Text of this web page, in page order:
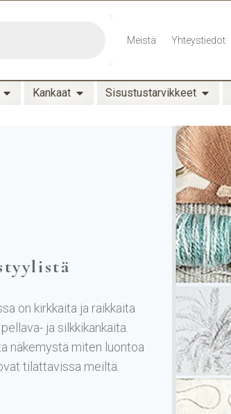
Meistä Yhteystiedot
Kankaat Sisustustarvikkeet
on kirkkaita ja raikkaita
ja silkkikankaita.
näkemystä miten luontoa
tilattavissa meiltä.